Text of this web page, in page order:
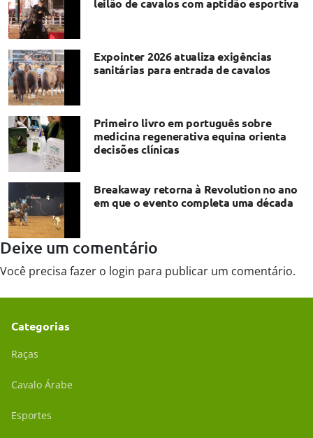
Expointer 2026 atualiza exigências
sanitárias para entrada de cavalos
Primeiro livro em português sobre
medicina regenerativa equina orienta
decisões clínicas
Breakaway retorna à Revolution no ano
em que o evento completa uma década
Deixe um comentário
Você precisa fazer o login para publicar um comentário.
Categorias
Raças
Cavalo Árabe
Esportes